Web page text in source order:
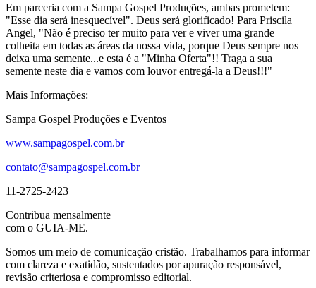
Em parceria com a Sampa Gospel Produções, ambas prometem:
"Esse dia será inesquecível". Deus será glorificado! Para Priscila
Angel, "Não é preciso ter muito para ver e viver uma grande
colheita em todas as áreas da nossa vida, porque Deus sempre nos
deixa uma semente...e esta é a "Minha Oferta"!! Traga a sua
semente neste dia e vamos com louvor entregá-la a Deus!!!"
Mais Informações:
Sampa Gospel Produções e Eventos
www.sampagospel.com.br
contato@sampagospel.com.br
11-2725-2423
Contribua mensalmente
com o GUIA-ME.
Somos um meio de comunicação cristão. Trabalhamos para informar
com clareza e exatidão, sustentados por apuração responsável,
revisão criteriosa e compromisso editorial.